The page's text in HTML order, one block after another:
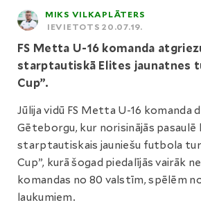
MIKS VILKAPLĀTERS
IEVIETOTS 20.07.19.
FS Metta U-16 komanda
starptautiskā Elites jaunatnes
Cup”.
Jūlija vidū FS Metta U-16 komanda
Gēteborgu, kur norisinājās pasaulē
starptautiskais jauniešu futbola
Cup”, kurā šogad piedalījās vairāk
komandas no 80 valstīm, spēlēm
laukumiem.